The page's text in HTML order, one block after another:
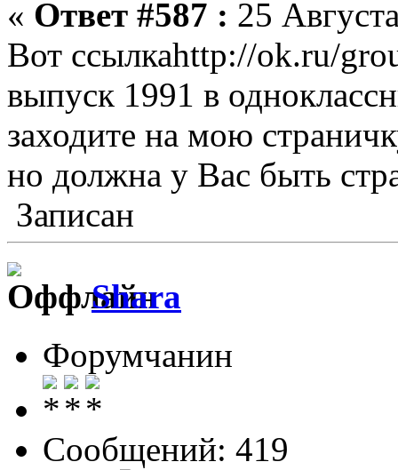
« Ответ #587 : 25
Вот ссылкаhttp://ok.ru/
выпуск 1991 в
заходите на мою
но должна у Вас быть
Записан
Shara
Форумчанин
Сообщений: 419